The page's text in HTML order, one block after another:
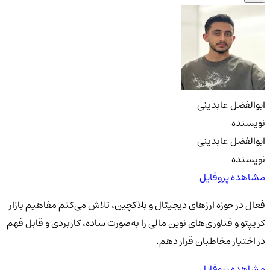
ابوالفضل عابدینی
نویسنده
ابوالفضل عابدینی
نویسنده
مشاهده پروفایل
فعال در حوزه ارزهای دیجیتال و بلاکچین، تلاش می‌کنم مفاهیم بازار
کریپتو و فناوری‌های نوین مالی را به‌صورت ساده، کاربردی و قابل فهم
در اختیار مخاطبان قرار دهم.